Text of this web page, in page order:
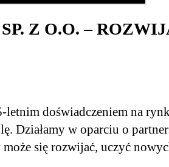
Z O.O. –
doświadczeniem na
Działamy w oparciu o
się rozwijać, uczyć